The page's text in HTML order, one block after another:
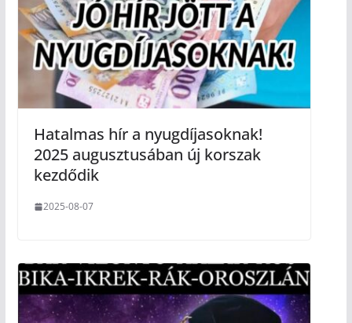
Hatalmas hír a nyugdíjasoknak!
2025 augusztusában új korszak
kezdődik
2025-08-07